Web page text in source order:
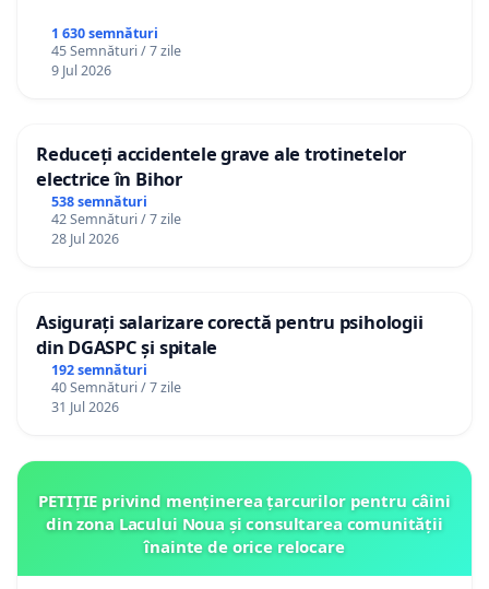
1 630 semnături
45 Semnături / 7 zile
9 Jul 2026
Reduceți accidentele grave ale trotinetelor
electrice în Bihor
538 semnături
42 Semnături / 7 zile
28 Jul 2026
Asigurați salarizare corectă pentru psihologii
din DGASPC și spitale
192 semnături
40 Semnături / 7 zile
31 Jul 2026
PETIȚIE privind menținerea țarcurilor pentru câini
din zona Lacului Noua și consultarea comunității
înainte de orice relocare